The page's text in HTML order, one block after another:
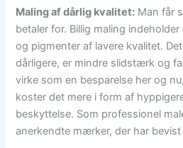
Maling af dårlig kvalitet: Man får
betaler for. Billig maling
og pigmenter af lavere kvalitet.
dårligere, er mindre slidstærk og
virke som en besparelse her og
koster det mere i form af
beskyttelse. Som professionel
anerkendte mærker, der har